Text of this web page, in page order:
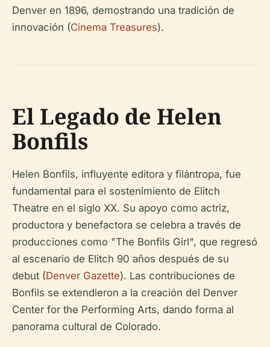
Denver en 1896, demostrando una tradición de
innovación (Cinema Treasures).
El Legado de Helen
Bonfils
Helen Bonfils, influyente editora y filántropa, fue
fundamental para el sostenimiento de Elitch
Theatre en el siglo XX. Su apoyo como actriz,
productora y benefactora se celebra a través de
producciones como "The Bonfils Girl", que regresó
al escenario de Elitch 90 años después de su
debut (Denver Gazette). Las contribuciones de
Bonfils se extendieron a la creación del Denver
Center for the Performing Arts, dando forma al
panorama cultural de Colorado.